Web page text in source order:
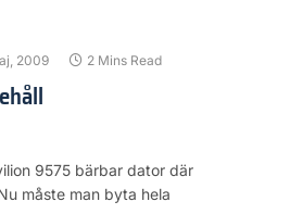
2009 2 Mins Read
9575 bärbar dator där
måste man byta hela